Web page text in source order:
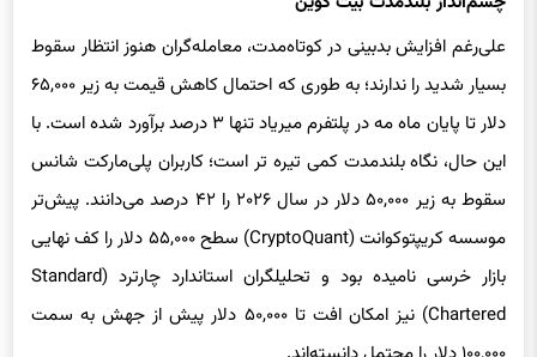
علی‌رغم افزایش بدبینی در کوتاه‌مدت، معامله‌گران هنوز انتظار سقوط
بسیار شدید را ندارند؛ به طوری که احتمال کاهش قیمت به زیر ۶۵,۰۰۰
دلار تا پایان ماه مه در پلتفرم میریاد تنها ۳ درصد برآورد شده است. با
این حال، نگاه بلندمدت کمی تیره ‎تر است؛ کاربران پلی‌مارکت شانس
سقوط به زیر ۵۰,۰۰۰ دلار در سال ۲۰۲۶ را ۴۲ درصد می‌دانند. پیش‌تر
موسسه کریپتوکوانت (CryptoQuant) سطح ۵۵,۰۰۰ دلار را کف نهایی
بازار خرسی نامیده بود و تحلیلگران استاندارد چارترد (Standard
Chartered) نیز امکان افت تا ۵۰,۰۰۰ دلار پیش از جهش به سمت
۱۰۰,۰۰۰ دلار را محتمل دانسته‌اند.